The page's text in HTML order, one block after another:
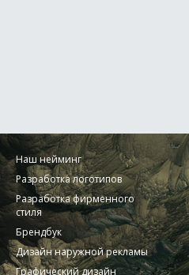
Наш нейминг
Разработка логотипов
Разработка фирменного
стиля
Брендбук
Дизайн наружной рекламы
Графический дизайн